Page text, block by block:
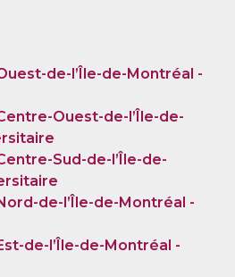
de-l’Île-de-Montréal -
Ouest-de-l’Île-de-
Sud-de-l’Île-de-
de-l’Île-de-Montréal -
de-l’Île-de-Montréal -